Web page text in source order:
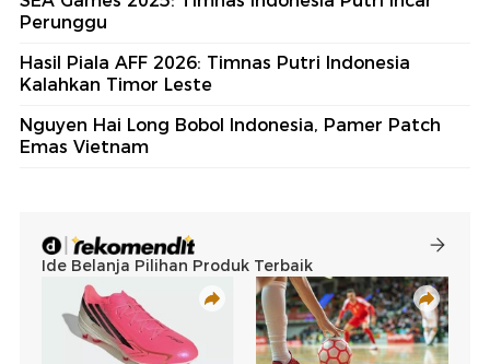
Perunggu
Hasil Piala AFF 2026: Timnas Putri Indonesia
Kalahkan Timor Leste
Nguyen Hai Long Bobol Indonesia, Pamer Patch
Emas Vietnam